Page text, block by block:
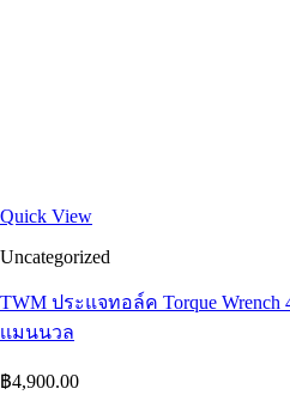
Quick View
Uncategorized
TWM ประแจทอล์ค Torque Wrench
เเมนนวล
฿4,900.00